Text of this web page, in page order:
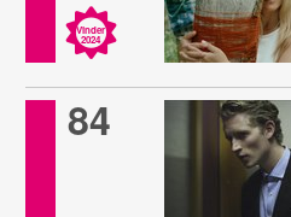
Vinder
2024
84